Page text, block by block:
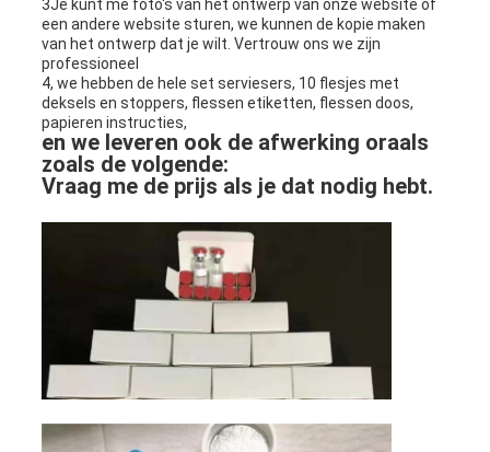
3Je kunt me foto's van het ontwerp van onze website of
een andere website sturen, we kunnen de kopie maken
van het ontwerp dat je wilt. Vertrouw ons we zijn
professioneel
4, we hebben de hele set serviesers, 10 flesjes met
deksels en stoppers, flessen etiketten, flessen doos,
papieren instructies,
en we leveren ook de afwerking oraals
zoals de volgende:
Vraag me de prijs als je dat nodig hebt.